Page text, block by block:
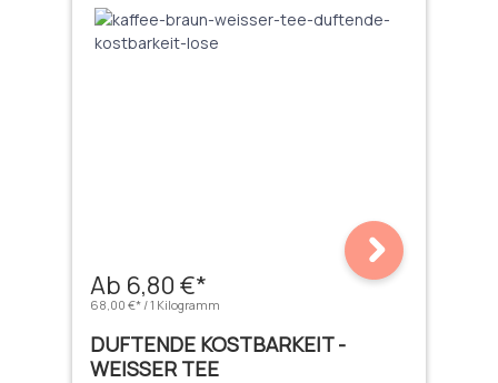
Ab 6,80 €*
68,00 €* / 1 Kilogramm
DUFTENDE KOSTBARKEIT -
WEISSER TEE